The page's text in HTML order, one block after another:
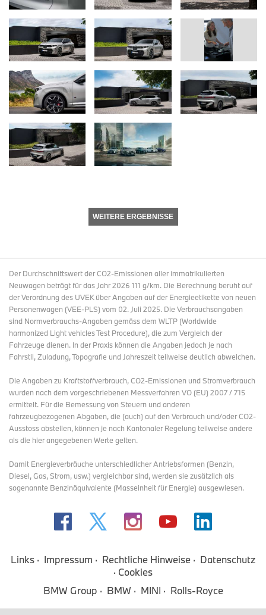
WEITERE ERGEBNISSE
Der Durchschnittswert der CO2-Emissionen aller immatrikulierten
Neuwagen beträgt für das Jahr 2026 111 g/km. Die Berechnung beruht auf
der Verordnung des UVEK über Angaben auf der Energieetikette von neuen
Personenwagen (VEE-PLS) vom 02. Juli 2025. Die Verbrauchsangaben
sind Normverbrauchs-Angaben gemäss dem WLTP (Worldwide
harmonized Light vehicles Test Procedure), die zum Vergleich der
Fahrzeuge dienen. In der Praxis können die Angaben jedoch je nach
Fahrstil, Zuladung, Topografie und Jahreszeit teilweise deutlich abweichen.
Die Angaben zu Kraftstoffverbrauch, CO2-Emissionen und Stromverbrauch
wurden nach dem vorgeschriebenen Messverfahren VO (EU) 2007 / 715
ermittelt. Für die Bemessung von Steuern und anderen
fahrzeugbezogenen Abgaben, die (auch) auf den Verbrauch und/oder CO2-
Ausstoss abstellen, können je nach Kantonaler Regelung teilweise andere
als die hier angegebenen Werte gelten.
Damit Energieverbräuche unterschiedlicher Antriebsformen (Benzin,
Diesel, Gas, Strom, usw.) vergleichbar sind, werden sie zusätzlich als
sogenannte Benzinäquivalente (Masseinheit für Energie) ausgewiesen.
Links Impressum Rechtliche Hinweise
Datenschutz
Cookies
BMW Group
BMW MINI Rolls-Royce